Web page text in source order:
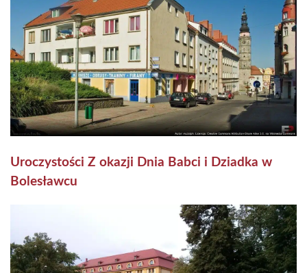
Uroczystości Z okazji Dnia Babci i Dziadka w
Bolesławcu